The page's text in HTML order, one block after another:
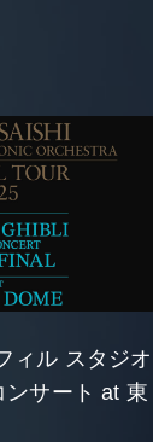
ィル スタジオ
ンサート at 東